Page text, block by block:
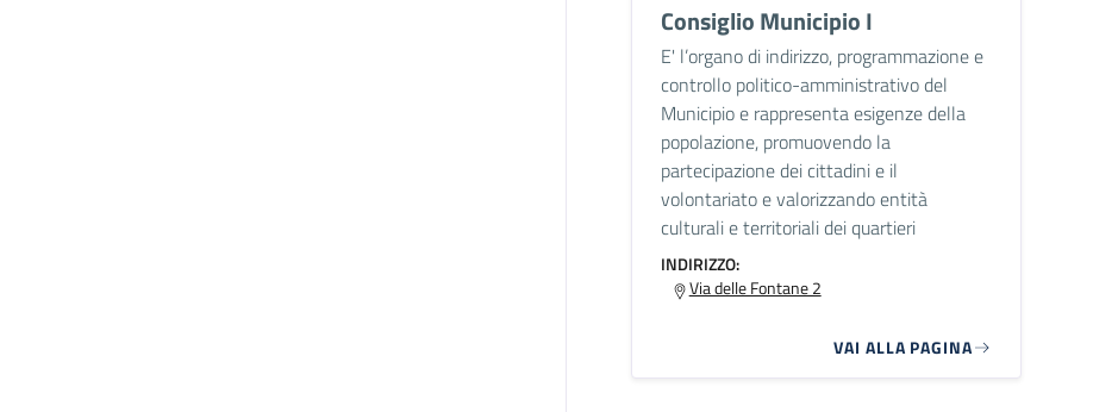
Consiglio Municipio I
E' l’organo di indirizzo, programmazione e
controllo politico-amministrativo del
Municipio e rappresenta esigenze della
popolazione, promuovendo la
partecipazione dei cittadini e il
volontariato e valorizzando entità
culturali e territoriali dei quartieri
INDIRIZZO:
Via delle Fontane 2
VAI ALLA PAGINA